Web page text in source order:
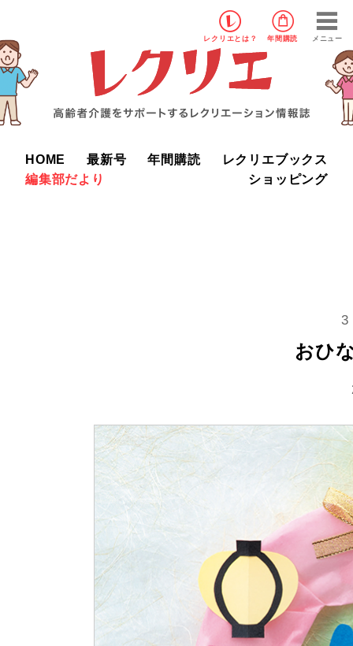
レクリエ とは？ 年間購読 メニュー
HOME 最新号 年間購読
レクリエブックス
編集部だより
ショッピング
3
おひ